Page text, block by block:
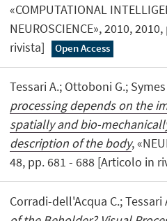
«COMPUTATIONAL
NEUROSCIENCE», 2010,
rivista]
Open Access
Tessari A.; Ottoboni G.;
processing depends on the
spatially and bio-
description of the body,
48, pp. 681 - 688 [Articolo in
Corradi-dell'Acqua C.; Tessari